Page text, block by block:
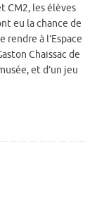
CM2, les élèves
eu la chance de
rendre à l’Espace
Chaissac de
et d’un jeu